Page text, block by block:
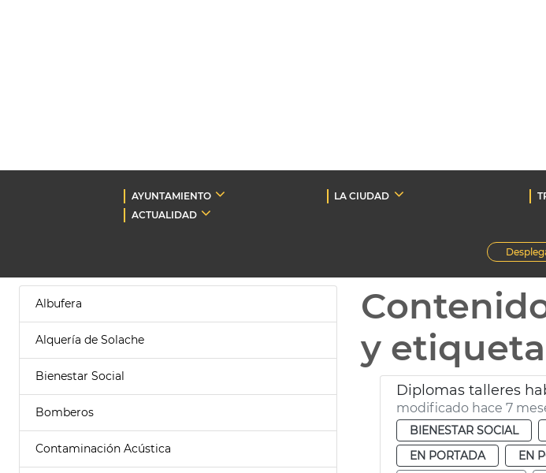
AYUNTAMIENTO LA CIUDAD
ACTUALIDAD
Albufera
Alquería de Solache
Bienestar Social
Bomberos
Contaminación Acústica
y etiqueta
Diplomas talleres
modificado hace 7
BIENESTAR SOCIAL
EN PORTADA
EN